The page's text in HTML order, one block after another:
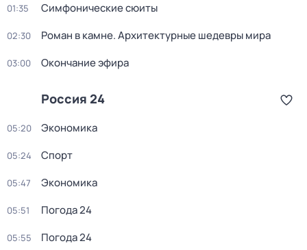
01:35 Симфонические сюиты
02:30 Роман в камне. Архитектурные шедевры мира
03:00 Окончание эфира
Россия 24
05:20 Экономика
05:24 Спорт
05:47 Экономика
05:51 Погода 24
05:55 Погода 24